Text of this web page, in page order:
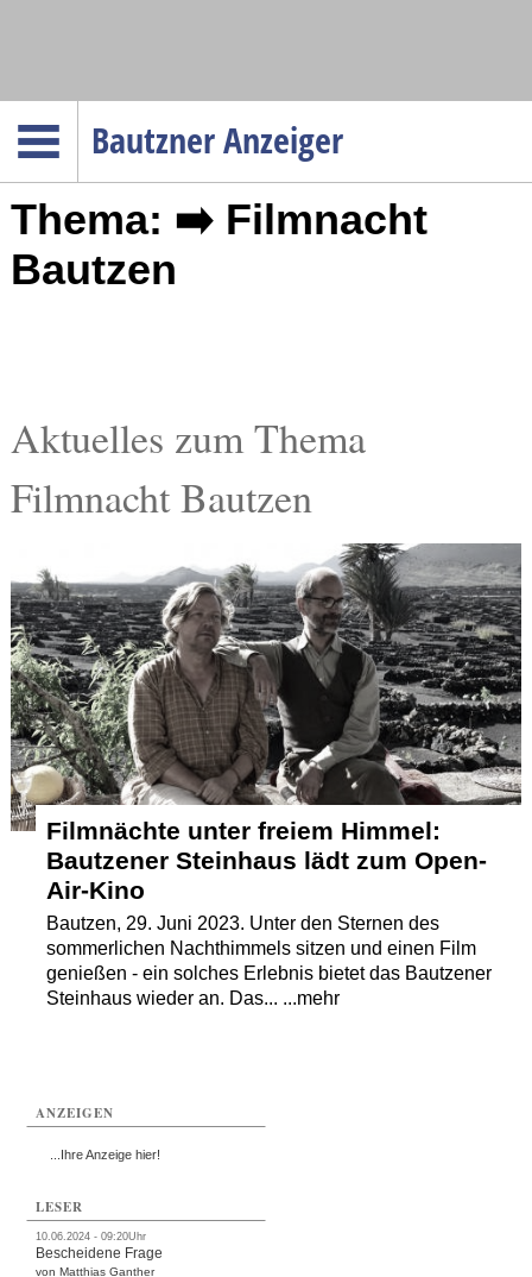
Bautzner Anzeiger
Menüpunkte
Startseite
Gesellschaft
Gesundheit
Kultur
Termine
Kostenlos
Thema: ➡️ Filmnacht
Bautzen
Aktuelles zum Thema
Filmnacht Bautzen
Filmnächte unter freiem Himmel:
Bautzener Steinhaus lädt zum Open-
Air-Kino
Bautzen, 29. Juni 2023. Unter den Sternen des
sommerlichen Nachthimmels sitzen und einen Film
genießen - ein solches Erlebnis bietet das Bautzener
Steinhaus wieder an. Das... ...mehr
ANZEIGEN
...Ihre Anzeige hier!
LESER
10.06.2024 - 09:20Uhr
Bescheidene Frage
von Matthias Ganther